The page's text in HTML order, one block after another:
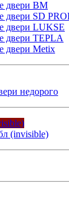
двери BM
двери SD
двери LUKSE
двери TEPLA
двери Metix
недорого
(invisible)